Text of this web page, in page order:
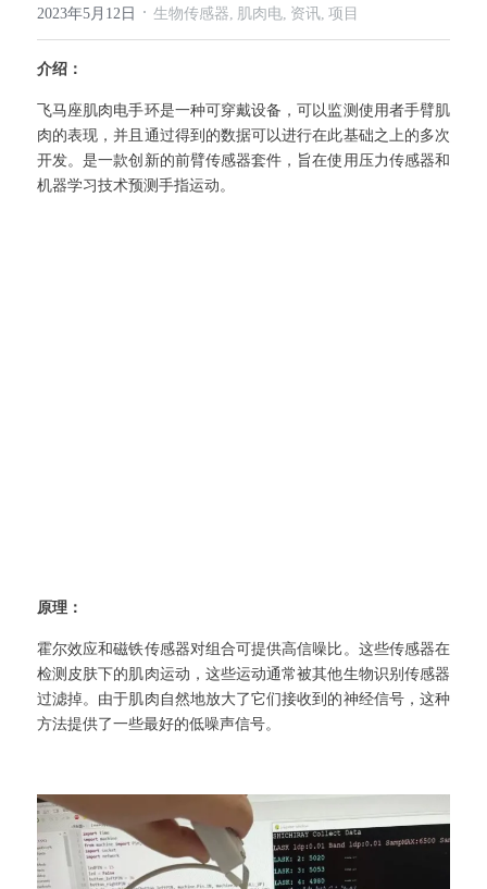
2023年5月12日 · 生物传感器, 肌肉电, 资讯, 项目
介绍：
飞马座肌肉电手环是一种可穿戴设备，可以监测使用者手臂肌
肉的表现，并且通过得到的数据可以进行在此基础之上的多次
开发。是一款创新的前臂传感器套件，旨在使用压力传感器和
机器学习技术预测手指运动。
原理：
霍尔效应和磁铁传感器对组合可提供高信噪比。这些传感器在
检测皮肤下的肌肉运动，这些运动通常被其他生物识别传感器
过滤掉。由于肌肉自然地放大了它们接收到的神经信号，这种
方法提供了一些最好的低噪声信号。